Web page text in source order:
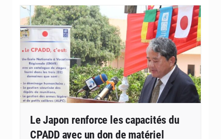
Le Japon renforce les capacités du
CPADD avec un don de matériel